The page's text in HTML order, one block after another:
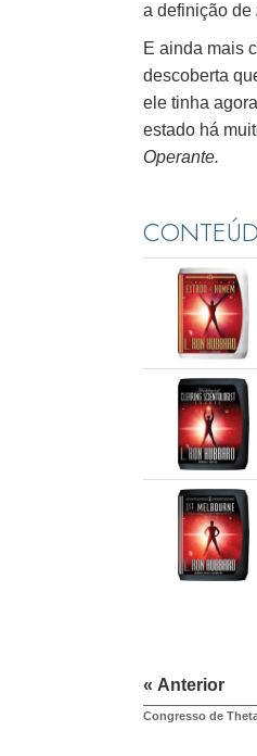
a definição de
E ainda mais
descoberta
ele tinha
estado há
Operante.
« Anterior
Congresso de